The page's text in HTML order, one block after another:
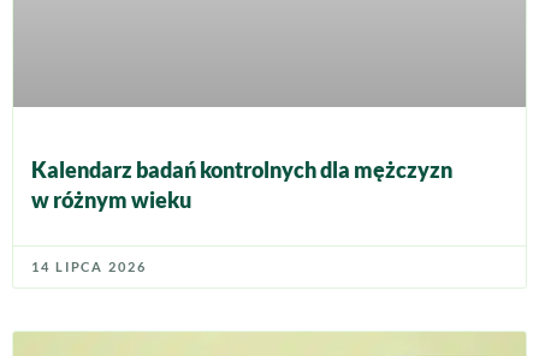
Kalendarz badań kontrolnych dla mężczyzn
w różnym wieku
14 LIPCA 2026